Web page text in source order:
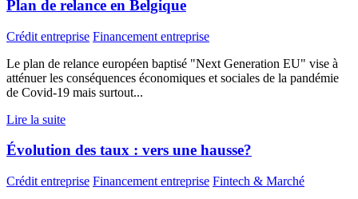
Plan de relance en Belgique
Crédit entreprise Financement entreprise
Le plan de relance européen baptisé "Next Generation EU" vise à
atténuer les conséquences économiques et sociales de la pandémie
de Covid-19 mais surtout...
Lire la suite
Évolution des taux : vers une hausse?
Crédit entreprise Financement entreprise Fintech & Marché